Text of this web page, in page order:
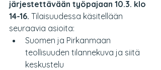
järjestettävään työpajaan 10.3. klo
14-16. Tilaisuudessa käsitellään
seuraavia asioita:
Suomen ja Pirkanmaan
teollisuuden tilannekuva ja siitä
keskustelu